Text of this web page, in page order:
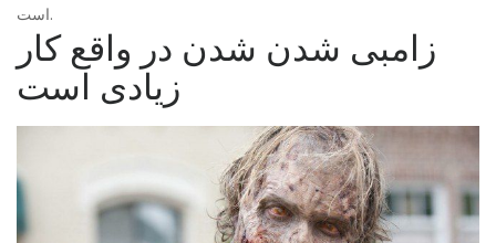
است.
زامبی شدن شدن در واقع کار
زیادی است